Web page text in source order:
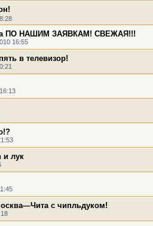
ПО НАШИМ ЗАЯВКАМ! СВЕЖАЯ!!!
16:55
в телевизор!
и лук
с чипльдуком!